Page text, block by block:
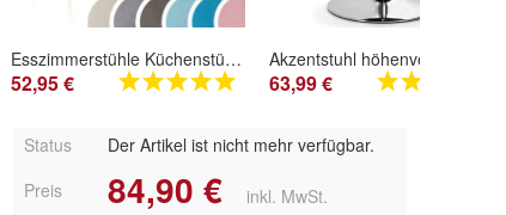
Esszimmerstühle Küchenstühle Polsterstühle Wohnzimmerstühle Schalenstühle Set
52,95 € 63,99 €
Status
Der Artikel ist nicht mehr verfügbar.
Preis
84,90 € inkl. MwSt.